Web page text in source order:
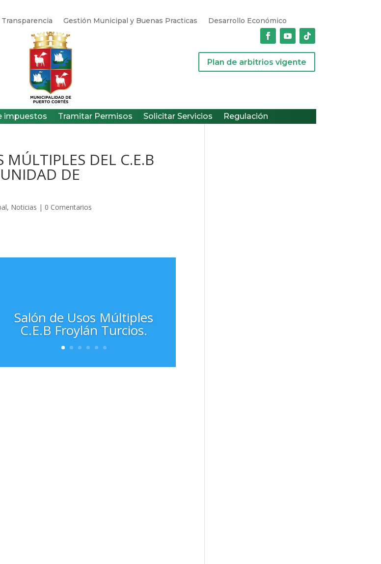
Transparencia Gestión Municipal y Buenas Practicas
Desarrollo Económico
Plan de arbitrios vigente
impuestos Tramitar Permisos Solicitar Servicios Regulación
DEL C.E.B
DE
, Noticias | 0 Comentarios
Salón de Usos Múltiples
C.E.B Froylán Turcios.